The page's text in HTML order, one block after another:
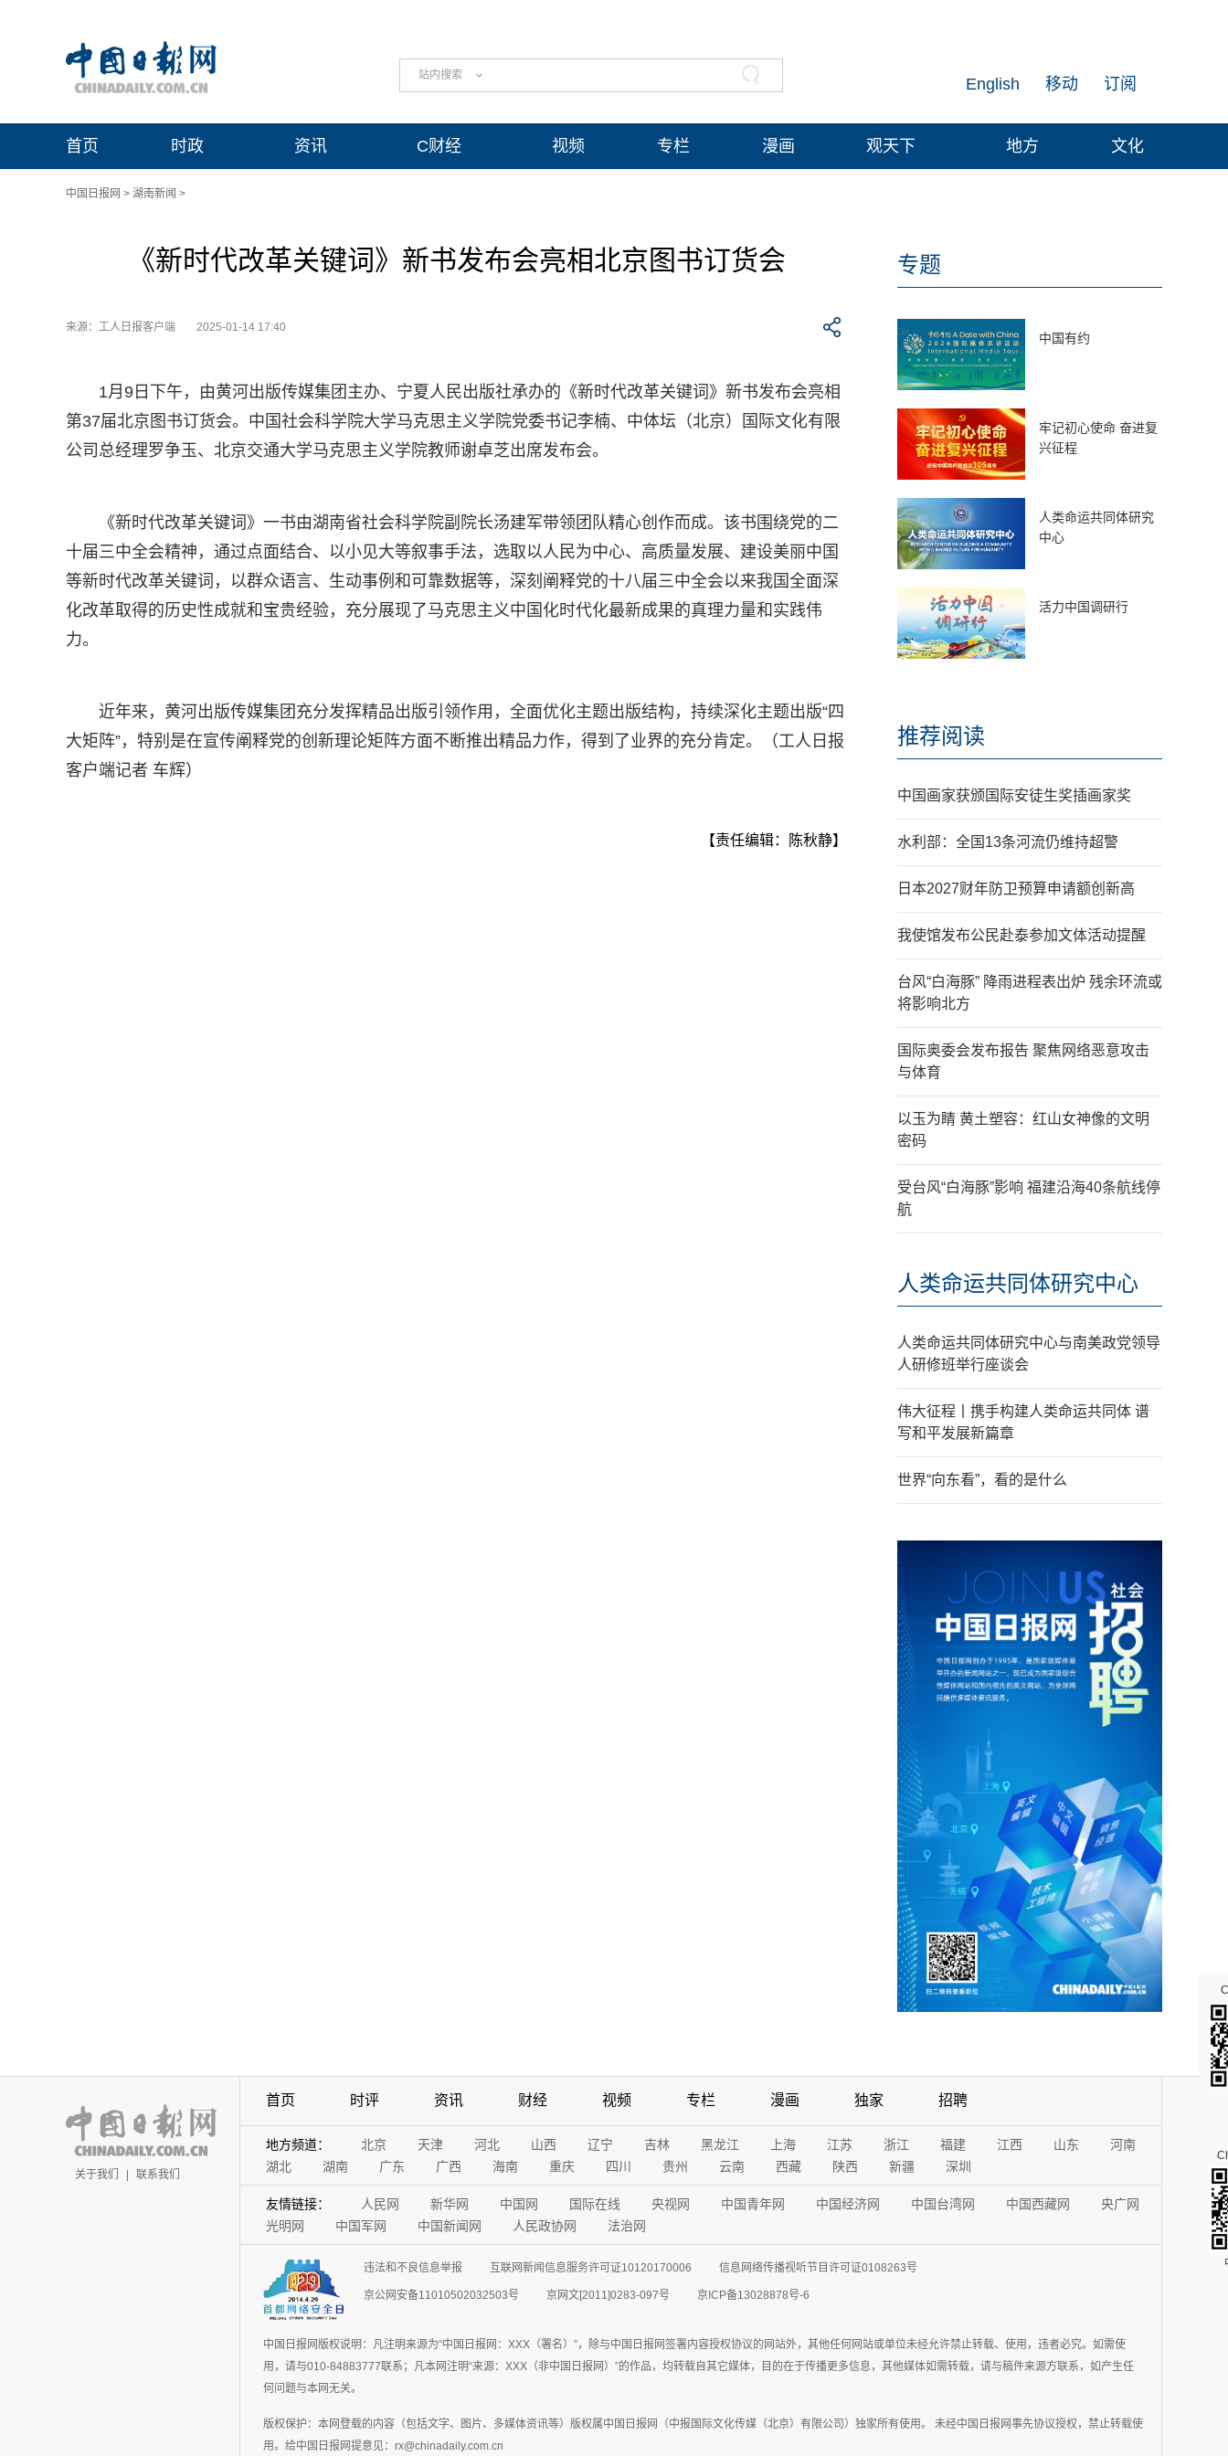
站内搜索 订阅
移动
English
首页 时政 资讯 C财经 视频 专栏 漫画 观天下 地方 文化
中国日报网 > 湖南新闻 >
《新时代改革关键词》新书发布会亮相北京图书订货会
来源：工人日报客户端 2025-01-14 17:40
1月9日下午，由黄河出版传媒集团主办、宁夏人民出版社承办的《新时代改革关键词》新书发布会亮相
第37届北京图书订货会。中国社会科学院大学马克思主义学院党委书记李楠、中体坛（北京）国际文化有限
公司总经理罗争玉、北京交通大学马克思主义学院教师谢卓芝出席发布会。
《新时代改革关键词》一书由湖南省社会科学院副院长汤建军带领团队精心创作而成。该书围绕党的二
十届三中全会精神，通过点面结合、以小见大等叙事手法，选取以人民为中心、高质量发展、建设美丽中国
等新时代改革关键词，以群众语言、生动事例和可靠数据等，深刻阐释党的十八届三中全会以来我国全面深
化改革取得的历史性成就和宝贵经验，充分展现了马克思主义中国化时代化最新成果的真理力量和实践伟
力。
近年来，黄河出版传媒集团充分发挥精品出版引领作用，全面优化主题出版结构，持续深化主题出版“四
大矩阵”，特别是在宣传阐释党的创新理论矩阵方面不断推出精品力作，得到了业界的充分肯定。（工人日报
客户端记者 车辉）
【责任编辑：陈秋静】
专题
中国有约
牢记初心使命 奋进复
兴征程
人类命运共同体研究
中心
活力中国调研行
推荐阅读
中国画家获颁国际安徒生奖插画家奖
水利部：全国13条河流仍维持超警
日本2027财年防卫预算申请额创新高
我使馆发布公民赴泰参加文体活动提醒
台风“白海豚” 降雨进程表出炉 残余环流或
将影响北方
国际奥委会发布报告 聚焦网络恶意攻击
与体育
以玉为睛 黄土塑容：红山女神像的文明
密码
受台风“白海豚”影响 福建沿海40条航线停
航
人类命运共同体研究中心
人类命运共同体研究中心与南美政党领导
人研修班举行座谈会
伟大征程丨携手构建人类命运共同体 谱
写和平发展新篇章
世界“向东看”，看的是什么
关于我们 | 联系我们
首页 时评 资讯 财经 视频 专栏 漫画 独家 招聘
地方频道： 北京 天津 河北 山西 辽宁 吉林 黑龙江 上海 江苏 浙江 福建 江西 山东
河南
湖北
湖南 广东 广西 海南 重庆 四川 贵州 云南 西藏 陕西 新疆 深圳
友情链接： 人民网 新华网 中国网 国际在线 央视网 中国青年网 中国经济网 中国台湾网 中国西藏网
央广网
光明网
中国军网 中国新闻网 人民政协网 法治网
违法和不良信息举报 互联网新闻信息服务许可证10120170006 信息网络传播视听节目许可证0108263号
京公网安备11010502032503号 京网文[2011]0283-097号 京ICP备13028878号-6
中国日报网版权说明：凡注明来源为“中国日报网：XXX（署名）”，除与中国日报网签署内容授权协议的网站外，其他任何网站或单位未经允许禁止转载、使用，违者必究。如需使
用，请与010-84883777联系；凡本网注明“来源：XXX（非中国日报网）”的作品，均转载自其它媒体，目的在于传播更多信息，其他媒体如需转载，请与稿件来源方联系，如产生任
何问题与本网无关。
版权保护：本网登载的内容（包括文字、图片、多媒体资讯等）版权属中国日报网（中报国际文化传媒（北京）有限公司）独家所有使用。 未经中国日报网事先协议授权，禁止转载使
用。给中国日报网提意见：rx@chinadaily.com.cn